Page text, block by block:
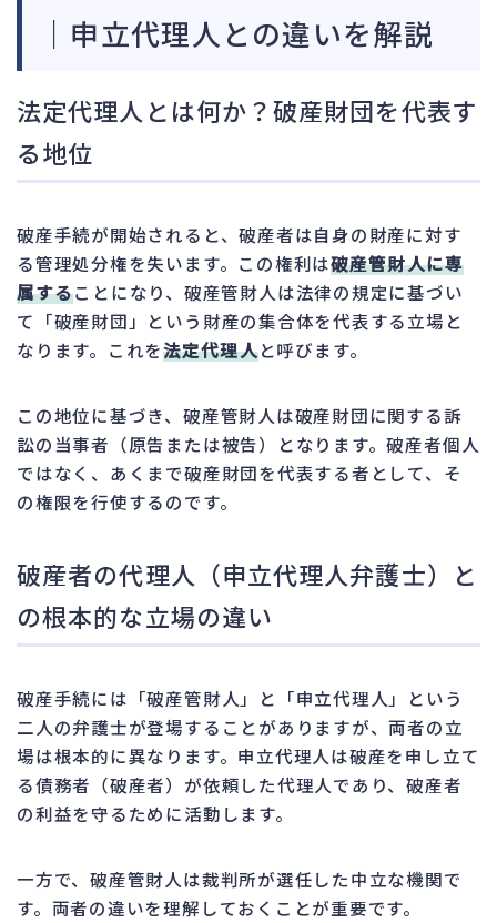
｜申立代理人との違いを解説
法定代理人とは何か？破産財団を代表す
る地位
破産手続が開始されると、破産者は自身の財産に対す
る管理処分権を失います。この権利は破産管財人に専
属することになり、破産管財人は法律の規定に基づい
て「破産財団」という財産の集合体を代表する立場と
なります。これを法定代理人と呼びます。
この地位に基づき、破産管財人は破産財団に関する訴
訟の当事者（原告または被告）となります。破産者個人
ではなく、あくまで破産財団を代表する者として、そ
の権限を行使するのです。
破産者の代理人（申立代理人弁護士）と
の根本的な立場の違い
破産手続には「破産管財人」と「申立代理人」という
二人の弁護士が登場することがありますが、両者の立
場は根本的に異なります。申立代理人は破産を申し立て
る債務者（破産者）が依頼した代理人であり、破産者
の利益を守るために活動します。
一方で、破産管財人は裁判所が選任した中立な機関で
す。両者の違いを理解しておくことが重要です。